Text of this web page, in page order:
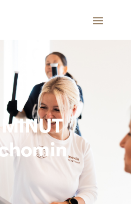
MINUT